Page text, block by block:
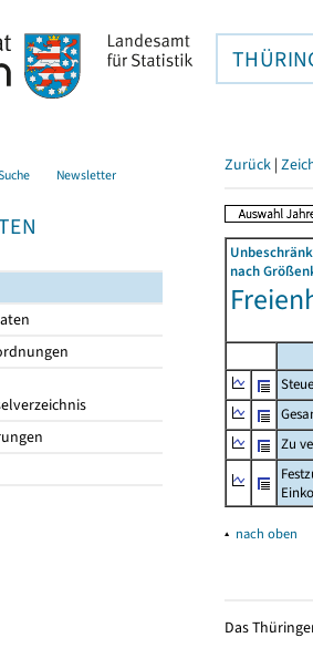
Newsletter Zurück |
nach
Zu
▴ nach oben
Das